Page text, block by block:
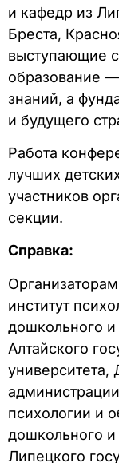
и кафедр из
Бреста,
выступающие
образование
знаний, а
и будущего
Работа
лучших
участников
секции.
Справка:
институт
дошкольного и
Алтайского
университета,
психологии и
дошкольного и
Липецкого